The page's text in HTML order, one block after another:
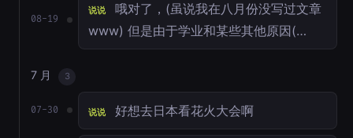
08-19
说说
哦对了，(虽说我在八月份没写过文章
www) 但是由于学业和某些其他原因(…
7 月 3
07-30 说说 好想去日本看花火大会啊